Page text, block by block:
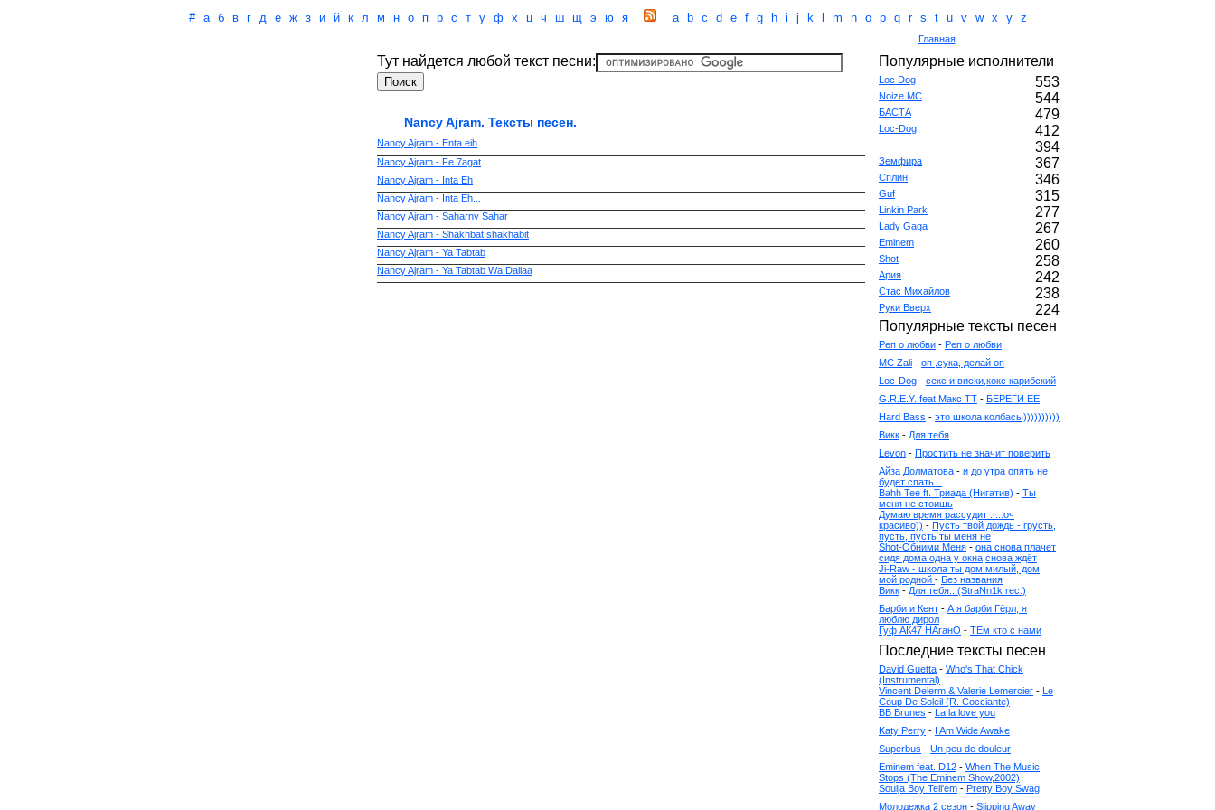
# а б в г д е ж з и й к л м н о п р с т у ф х ц ч ш щ э ю я a b c d e f g h i j k m n o p q r s t u v w x y z
Главная
Тут найдется любой текст песни:
Nancy Ajram. Тексты песен.
Nancy Ajram - Enta eih
Nancy Ajram - Fe 7agat
Nancy Ajram - Inta Eh
Nancy Ajram - Inta Eh...
Nancy Ajram - Saharny Sahar
Nancy Ajram - Shakhbat shakhabit
Nancy Ajram - Ya Tabtab
Nancy Ajram - Ya Tabtab Wa Dallaa
Популярные исполнители
Loc Dog 553
Noize MC 544
БАСТА 479
Loc-Dog
412
394
Земфира 367
Сплин 346
Guf 315
Linkin Park 277
Lady Gaga 267
Eminem 260
Shot 258
Ария 242
Стас Михайлов 238
Руки Вверх
224
Популярные тексты песен
Реп о любви - Реп о любви
MC Zali - оп ,сука, делай оп
Loc-Dog - секс и виски,кокс карибский
G.R.E.Y. feat Макс ТТ - БЕРЕГИ ЕЕ
Hard Bass - это школа колбасы))))))))))
Викк - Для тебя
Levon - Простить не значит поверить
Айза Долматова - и до утра опять не
будет спать...
Bahh Tee ft. Триада (Нигатив) - Ты
меня не стоишь
Думаю время рассудит .....оч
красиво)) - Пусть твой дождь - грусть,
пусть, пусть ты меня не
Shot-Обними Меня - она снова плачет
сидя дома одна у окна,снова ждёт
Ji-Raw - школа ты дом милый, дом
мой родной - Без названия
Викк - Для тебя...(StraNn1k rec.)
Барби и Кент - А я барби Гёрл, я
люблю дирол
Гуф АК47 НАганО - ТЕм кто с нами
Последние тексты песен
David Guetta - Who's That Chick
(Instrumental)
Vincent Delerm & Valerie Lemercier - Le
Coup De Soleil (R. Cocciante)
BB Brunes - La la love you
Katy Perry - I Am Wide Awake
Superbus - Un peu de douleur
Eminem feat. D12 - When The Music
Stops (The Eminem Show,2002)
Soulja Boy Tell'em - Pretty Boy Swag
Молодежка 2 сезон - Slipping Away